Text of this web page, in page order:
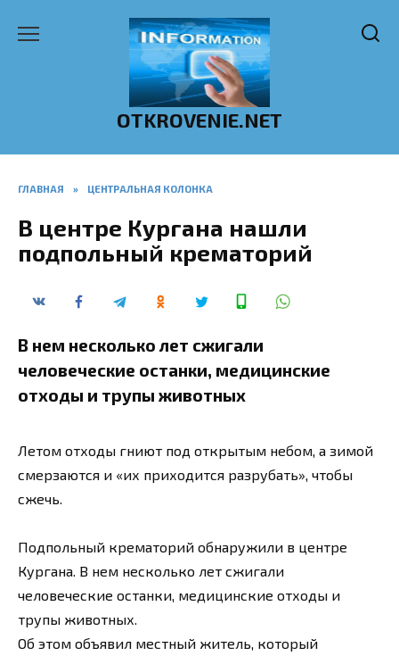
OTKROVENIE.NET
ГЛАВНАЯ » ЦЕНТРАЛЬНАЯ КОЛОНКА
В центре Кургана нашли
подпольный крематорий
В нем несколько лет сжигали
человеческие останки, медицинские
отходы и трупы животных
Летом отходы гниют под открытым небом, а зимой
смерзаются и «их приходится разрубать», чтобы
сжечь.
Подпольный крематорий обнаружили в центре
Кургана. В нем несколько лет сжигали
человеческие останки, медицинские отходы и
трупы животных.
Об этом объявил местный житель, который